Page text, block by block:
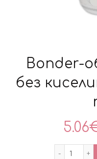
Bonder-
без
5.06